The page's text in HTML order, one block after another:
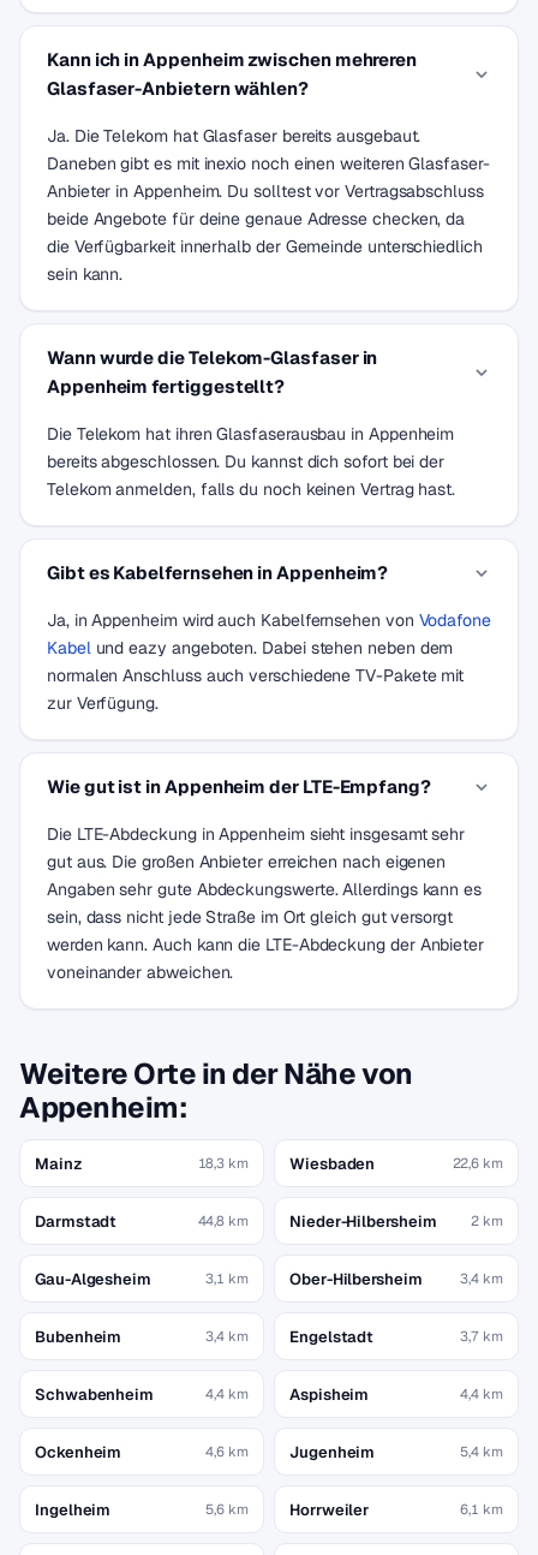
Kann ich in Appenheim zwischen mehreren
Glasfaser-Anbietern wählen?
Ja. Die Telekom hat Glasfaser bereits ausgebaut.
Daneben gibt es mit inexio noch einen weiteren Glasfaser-
Anbieter in Appenheim. Du solltest vor Vertragsabschluss
beide Angebote für deine genaue Adresse checken, da
die Verfügbarkeit innerhalb der Gemeinde unterschiedlich
sein kann.
Wann wurde die Telekom-Glasfaser in
Appenheim fertiggestellt?
Die Telekom hat ihren Glasfaserausbau in Appenheim
bereits abgeschlossen. Du kannst dich sofort bei der
Telekom anmelden, falls du noch keinen Vertrag hast.
Gibt es Kabelfernsehen in Appenheim?
Ja, in Appenheim wird auch Kabelfernsehen von Vodafone
Kabelund eazy angeboten. Dabei stehen neben dem
normalen Anschluss auch verschiedene TV-Pakete mit
zur Verfügung.
Wie gut ist in Appenheim der LTE-Empfang?
Die LTE-Abdeckung in Appenheim sieht insgesamt sehr
gut aus. Die großen Anbieter erreichen nach eigenen
Angaben sehr gute Abdeckungswerte. Allerdings kann es
sein, dass nicht jede Straße im Ort gleich gut versorgt
werden kann. Auch kann die LTE-Abdeckung der Anbieter
voneinander abweichen.
Weitere Orte in der Nähe von
Appenheim:
Mainz 18,3 km Wiesbaden 22,6 km
Darmstadt 44,8 km Nieder-Hilbersheim 2 km
Gau-Algesheim 3,1 km Ober-Hilbersheim 3,4 km
Bubenheim 3,4 km Engelstadt 3,7 km
Schwabenheim 4,4 km Aspisheim 4,4 km
Ockenheim 4,6 km Jugenheim 5,4 km
Ingelheim 5,6 km Horrweiler 6,1 km